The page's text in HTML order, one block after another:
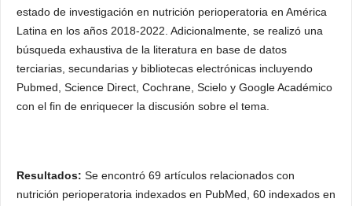
estado de investigación en nutrición perioperatoria en América
Latina en los años 2018-2022. Adicionalmente, se realizó una
búsqueda exhaustiva de la literatura en base de datos
terciarias, secundarias y bibliotecas electrónicas incluyendo
Pubmed, Science Direct, Cochrane, Scielo y Google Académico
con el fin de enriquecer la discusión sobre el tema.
Resultados: Se encontró 69 artículos relacionados con
nutrición perioperatoria indexados en PubMed, 60 indexados en